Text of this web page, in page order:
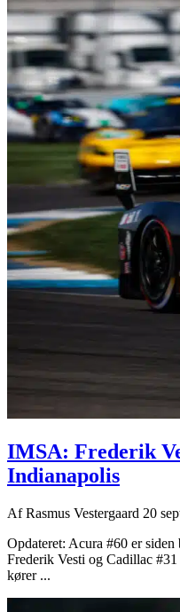
IMSA: Frederik
Indianapolis
AfRasmus Vestergaard 20
Opdateret: Acura #60 er
Frederik Vesti og Cadillac
kører ...